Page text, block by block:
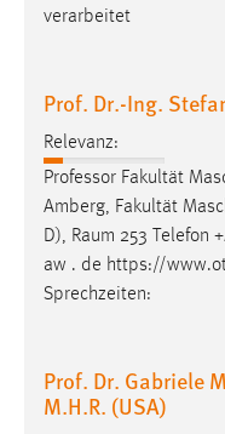
verarbeitet
Prof. Dr.-Ing.
Relevanz:
Professor Fakultät
Amberg, Fakultät
D), Raum 253 Telefon
aw . de https://
Sprechzeiten:
Prof. Dr. Gabriele
M.H.R. (USA)
Conversion-Tracking
3 Monate
Facebook Pixel
Name:
_fbp
Anbieter:
Conversion-Tracking